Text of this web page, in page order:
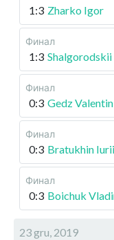
1:3 Zharko Igor
Финал
1:3
Финал
0:3 Gedz Valentin
Финал
0:3 Bratukhin Iurii
Финал
0:3 Boichuk
23 gru, 2019